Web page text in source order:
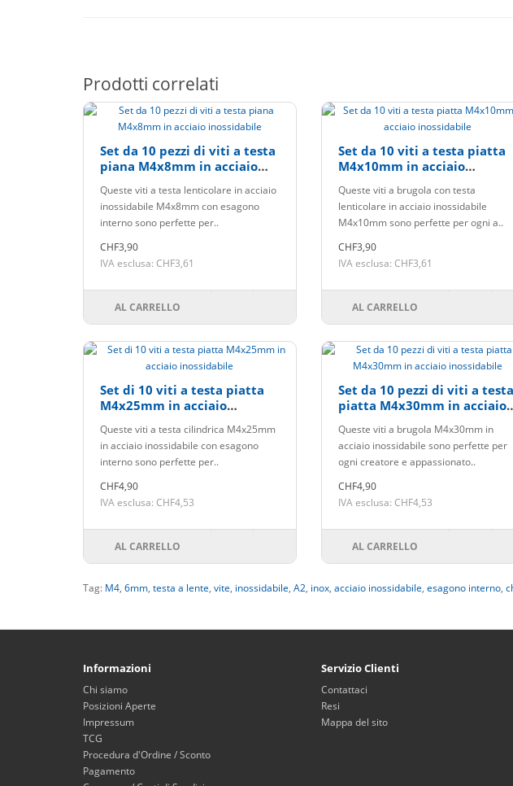
Prodotti correlati
Set da 10 pezzi di viti a testa
piana M4x8mm in acciaio
Queste viti a testa lenticolare in acciaio
inossidabile M4x8mm con esagono
interno sono perfette per..
CHF3,90
IVA esclusa: CHF3,61
AL CARRELLO
Set da 10 viti a testa piatta
M4x10mm in acciaio
Queste viti a brugola con testa
lenticolare in acciaio inossidabile
M4x10mm sono perfette per ogni a..
CHF3,90
IVA esclusa: CHF3,61
AL CARRELLO
Set di 10 viti a testa piatta
M4x25mm in acciaio
Queste viti a testa cilindrica M4x25mm
in acciaio inossidabile con esagono
interno sono perfette per..
CHF4,90
IVA esclusa: CHF4,53
AL CARRELLO
Set da 10 pezzi di viti a testa
piatta M4x30mm in acciaio
Queste viti a brugola M4x30mm in
acciaio inossidabile sono perfette per
ogni creatore e appassionato..
CHF4,90
IVA esclusa: CHF4,53
AL CARRELLO
Tag: M4, 6mm, testa a lente, vite, inossidabile, A2, inox, acciaio inossidabile, esagono interno,
Informazioni
Chi siamo
Posizioni Aperte
Impressum
TCG
Procedura d'Ordine / Sconto
Pagamento
Servizio Clienti
Contattaci
Resi
Mappa del sito